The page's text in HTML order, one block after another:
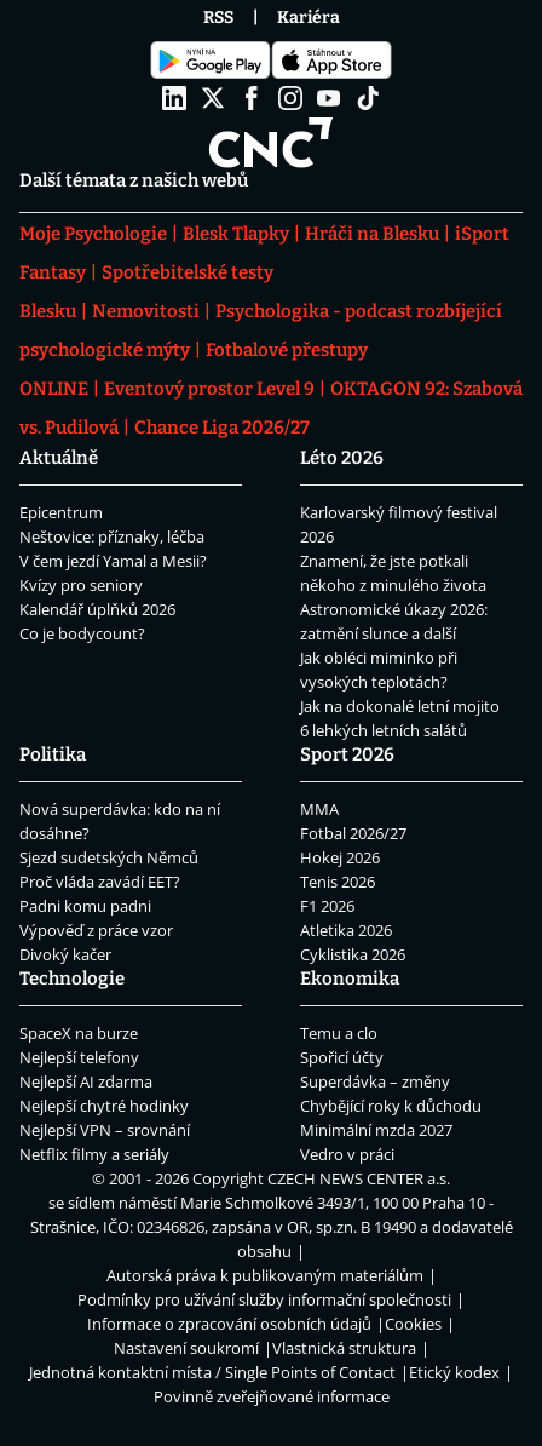
Další témata z našich webů
Moje Psychologie Blesk Tlapky Hráči na Blesku
iSport
Fantasy
Spotřebitelské testy
Blesku
Nemovitosti
Psychologika - podcast rozbíjející
psychologické mýty
Fotbalové přestupy
ONLINE
Eventový prostor Level 9
OKTAGON 92: Szabová
vs. Pudilová
Chance Liga 2026/27
Aktuálně
Epicentrum
Neštovice: příznaky, léčba
V čem jezdí Yamal a Mesii?
Kvízy pro seniory
Kalendář úplňků 2026
Co je bodycount?
Léto 2026
Karlovarský filmový festival
2026
Znamení, že jste potkali
někoho z minulého života
Astronomické úkazy 2026:
zatmění slunce a další
Jak obléci miminko při
vysokých teplotách?
Jak na dokonalé letní mojito
6 lehkých letních salátů
Politika
Nová superdávka: kdo na ní
dosáhne?
Sjezd sudetských Němců
Proč vláda zavádí EET?
Padni komu padni
Výpověď z práce vzor
Divoký kačer
Sport 2026
MMA
Fotbal 2026/27
Hokej 2026
Tenis 2026
F1 2026
Atletika 2026
Cyklistika 2026
Technologie
SpaceX na burze
Nejlepší telefony
Nejlepší AI zdarma
Nejlepší chytré hodinky
Nejlepší VPN – srovnání
Netflix filmy a seriály
Ekonomika
Temu a clo
Spořicí účty
Superdávka – změny
Chybějící roky k důchodu
Minimální mzda 2027
Vedro v práci
RSS Kariéra
© 2001 - 2026 CopyrightCZECH NEWS CENTER a.s.
se sídlem náměstí Marie Schmolkové 3493/1, 100 00 Praha 10 -
Strašnice, IČO: 02346826, zapsána v OR, sp.zn. B 19490 a dodavatelé
obsahu
Autorská práva k publikovaným materiálům
Podmínky pro užívání služby informační společnosti
Informace o zpracování osobních údajů
Cookies
Nastavení soukromí
Vlastnická struktura
Jednotná kontaktní místa / Single Points of Contact
Etický kodex
Povinně zveřejňované informace